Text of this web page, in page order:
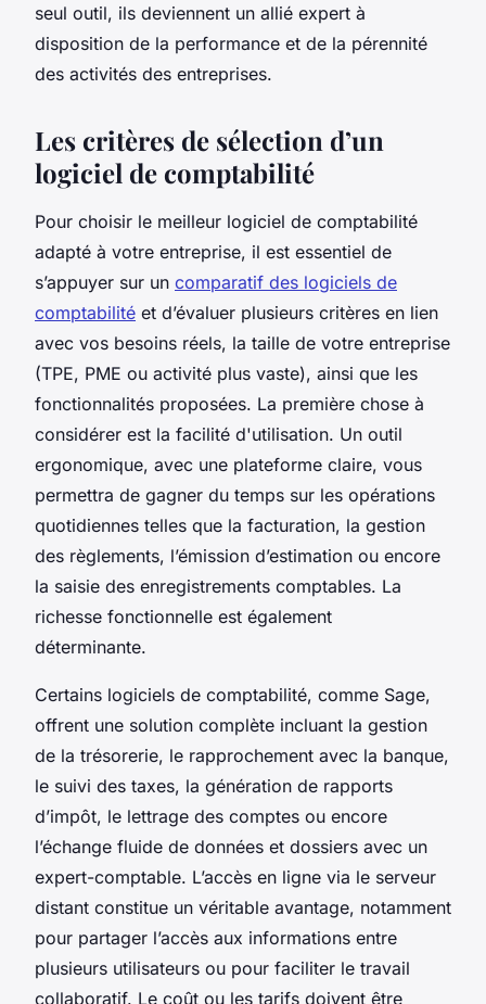
seul outil, ils deviennent un allié expert à
disposition de la performance et de la pérennité
des activités des entreprises.
Les critères de sélection d’un
logiciel de comptabilité
Pour choisir le meilleur logiciel de comptabilité
adapté à votre entreprise, il est essentiel de
s’appuyer sur un comparatif des logiciels de
comptabilité et d’évaluer plusieurs critères en lien
avec vos besoins réels, la taille de votre entreprise
(TPE, PME ou activité plus vaste), ainsi que les
fonctionnalités proposées. La première chose à
considérer est la facilité d'utilisation. Un outil
ergonomique, avec une plateforme claire, vous
permettra de gagner du temps sur les opérations
quotidiennes telles que la facturation, la gestion
des règlements, l’émission d’estimation ou encore
la saisie des enregistrements comptables. La
richesse fonctionnelle est également
déterminante.
Certains logiciels de comptabilité, comme Sage,
offrent une solution complète incluant la gestion
de la trésorerie, le rapprochement avec la banque,
le suivi des taxes, la génération de rapports
d’impôt, le lettrage des comptes ou encore
l’échange fluide de données et dossiers avec un
expert-comptable. L’accès en ligne via le serveur
distant constitue un véritable avantage, notamment
pour partager l’accès aux informations entre
plusieurs utilisateurs ou pour faciliter le travail
collaboratif. Le coût ou les tarifs doivent être